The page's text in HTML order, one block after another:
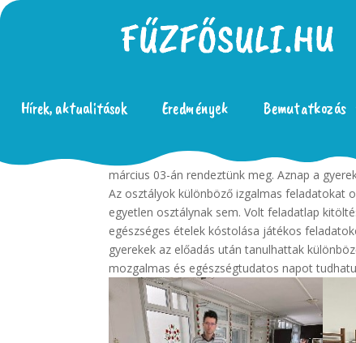
Hírek, aktualitások Eredmények Bemutatkozás
Iskolánk alapítványa újabb pályázatot (NEAG-
március 03-án rendeztünk meg. Aznap a
Az osztályok különböző izgalmas feladatokat
egyetlen osztálynak sem. Volt feladatlap
egészséges ételek kóstolása játékos
gyerekek az előadás után tanulhattak
mozgalmas és egészségtudatos napot